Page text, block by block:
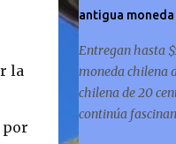
la
por
antigua moneda
Entregan hasta
moneda chilena
chilena de 20
continúa
los amantes de